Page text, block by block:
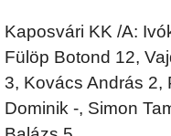
Kaposvári KK /A:
Fülöp Botond 12,
3, Kovács András 2,
Dominik -, Simon